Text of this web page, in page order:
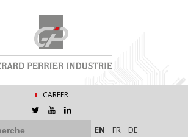
CAREER
EN FR DE